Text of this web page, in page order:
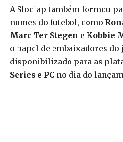
A Sloclap também formou
nomes do futebol, como
Marc Ter Stegen e Kobbie
o papel de embaixadores do
disponibilizado para as
Series e PC no dia do